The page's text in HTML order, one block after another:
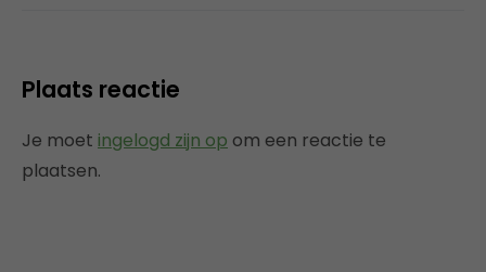
Plaats reactie
Je moet ingelogd zijn op om een reactie te
plaatsen.